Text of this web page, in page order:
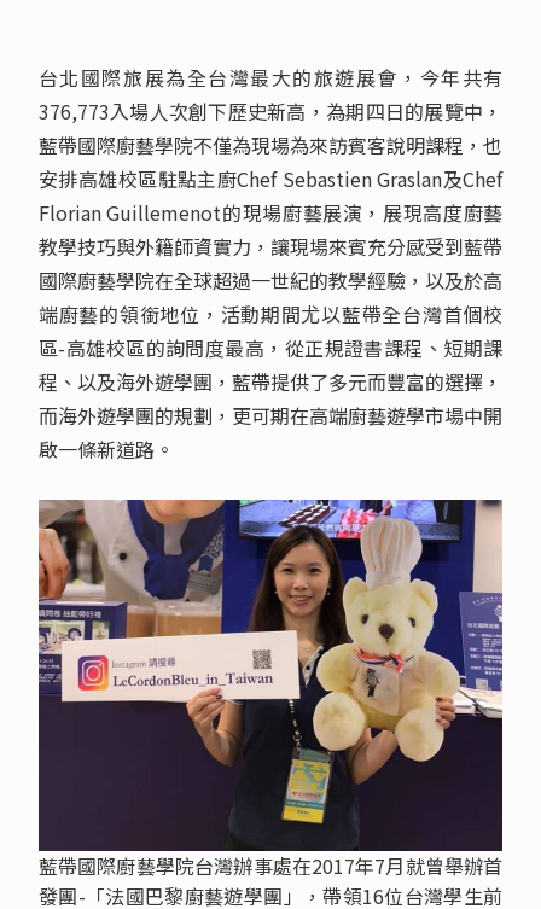
台北國際旅展為全台灣最大的旅遊展會，今年共有
376,773入場人次創下歷史新高，為期四日的展覽中，
藍帶國際廚藝學院不僅為現場為來訪賓客說明課程，也
安排高雄校區駐點主廚Chef Sebastien Graslan及Chef
Florian Guillemenot的現場廚藝展演，展現高度廚藝
教學技巧與外籍師資實力，讓現場來賓充分感受到藍帶
國際廚藝學院在全球超過一世紀的教學經驗，以及於高
端廚藝的領銜地位，活動期間尤以藍帶全台灣首個校
區-高雄校區的詢問度最高，從正規證書課程、短期課
程、以及海外遊學團，藍帶提供了多元而豐富的選擇，
而海外遊學團的規劃，更可期在高端廚藝遊學市場中開
啟一條新道路。
藍帶國際廚藝學院台灣辦事處在2017年7月就曾舉辦首
發團-「法國巴黎廚藝遊學團」，帶領16位台灣學生前